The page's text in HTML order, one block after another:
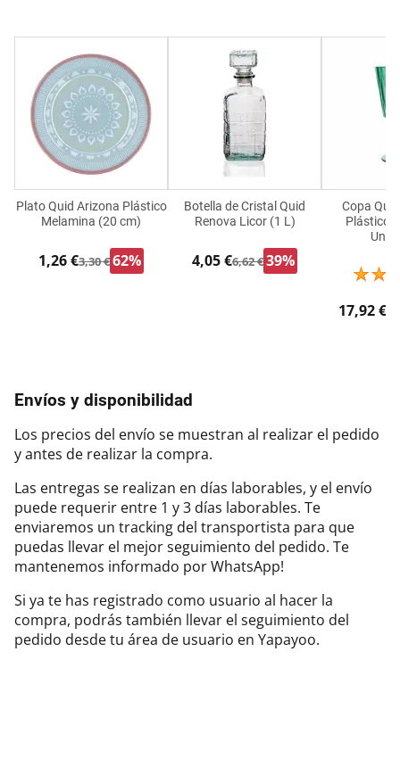
Plato Quid Arizona Plástico
Melamina (20 cm)
1,26 €3,30 €62%
Botella de Cristal Quid
Renova Licor (1 L)
4,05 €6,62 €39%
Copa
Plástico
17,92 €
Envíos y disponibilidad
Los precios del envío se muestran al realizar el pedido
y antes de realizar la compra.
Las entregas se realizan en días laborables, y el envío
puede requerir entre 1 y 3 días laborables. Te
enviaremos un tracking del transportista para que
puedas llevar el mejor seguimiento del pedido. Te
mantenemos informado por WhatsApp!
Si ya te has registrado como usuario al hacer la
compra, podrás también llevar el seguimiento del
pedido desde tu área de usuario en Yapayoo.